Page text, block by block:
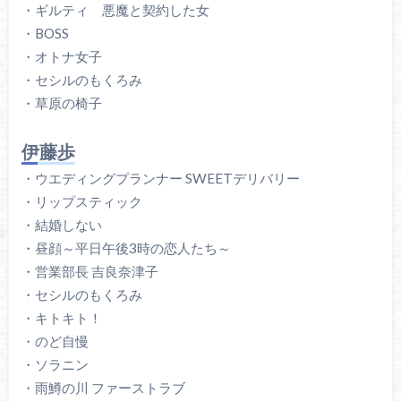
・ギルティ 悪魔と契約した女
・BOSS
・オトナ女子
・セシルのもくろみ
・草原の椅子
伊藤歩
・ウエディングプランナー SWEETデリバリー
・リップスティック
・結婚しない
・昼顔～平日午後3時の恋人たち～
・営業部長 吉良奈津子
・セシルのもくろみ
・キトキト！
・のど自慢
・ソラニン
・雨鱒の川 ファーストラブ